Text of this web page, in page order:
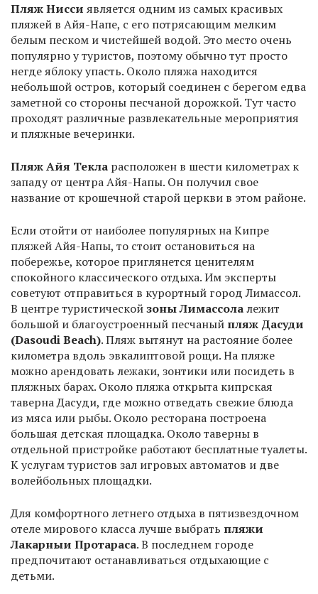
Пляж Нисси является одним из самых красивых
пляжей в Айя-Напе, с его потрясающим мелким
белым песком и чистейшей водой. Это место очень
популярно у туристов, поэтому обычно тут просто
негде яблоку упасть. Около пляжа находится
небольшой остров, который соединен с берегом едва
заметной со стороны песчаной дорожкой. Тут часто
проходят различные развлекательные мероприятия
и пляжные вечеринки.
Пляж Айя Текла расположен в шести километрах к
западу от центра Айя-Напы. Он получил свое
название от крошечной старой церкви в этом районе.
Если отойти от наиболее популярных на Кипре
пляжей Айя-Напы, то стоит остановиться на
побережье, которое приглянется ценителям
спокойного классического отдыха. Им эксперты
советуют отправиться в курортный город Лимассол.
В центре туристическойзоны Лимассолалежит
большой и благоустроенный песчаный пляж Дасуди
(Dasoudi Beach). Пляж вытянут на растояние более
километра вдоль эвкалиптовой рощи. На пляже
можно арендовать лежаки, зонтики или посидеть в
пляжных барах. Около пляжа открыта кипрская
таверна Дасуди, где можно отведать свежие блюда
из мяса или рыбы. Около ресторана построена
большая детская площадка. Около таверны в
отдельной пристройке работают бесплатные туалеты.
К услугам туристов зал игровых автоматов и две
волейбольных площадки.
Для комфортного летнего отдыха в пятизвездочном
отеле мирового класса лучше выбрать пляжи
Лакарныи Протараса. В последнем городе
предпочитают останавливаться отдыхающие с
детьми.